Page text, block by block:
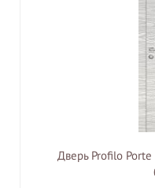
Дверь Profilo